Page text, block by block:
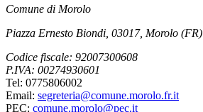
Comune di Morolo
Piazza Ernesto Biondi, 03017, Morolo (FR)
Codice fiscale: 92007300608
P.IVA: 00274930601
Tel: 0775806002
Email: segreteria@comune.morolo.fr.it
PEC: comune.morolo@pec.it